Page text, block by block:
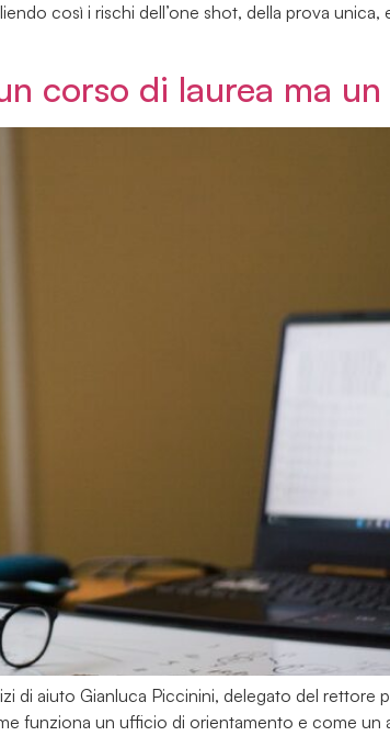
così i rischi dell’one shot, della prova
corso di laurea ma
aiuto Gianluca Piccinini, delegato del rettore
funziona un ufficio di orientamento e come un